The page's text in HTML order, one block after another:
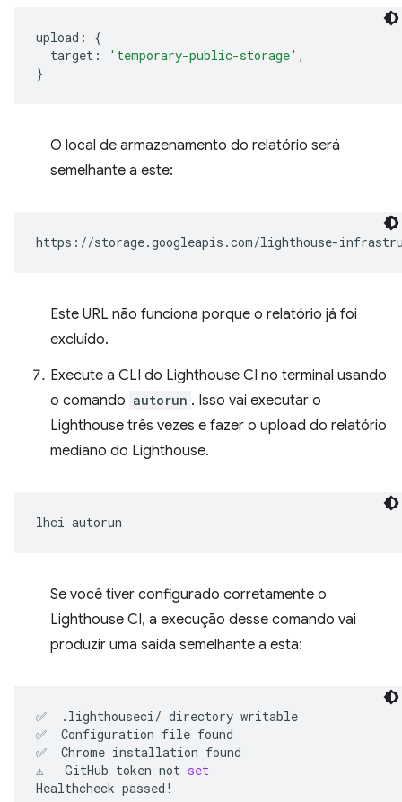
upload :
{
target : 'temporary-public-storage' ,
}
O local de armazenamento do relatório será
semelhante a este:
Este URL não funciona porque o relatório já foi
excluído.
Execute a CLI do Lighthouse CI no terminal usando
o comando autorun . Isso vai executar o
Lighthouse três vezes e fazer o upload do relatório
mediano do Lighthouse.
lhci
Se você tiver configurado corretamente o
Lighthouse CI, a execução desse comando vai
produzir uma saída semelhante a esta:
✅ .lighthouseci/ directory writable
✅
Configuration file found
✅
Chrome installation found
⚠️
GitHub token not set
Healthcheck passed!